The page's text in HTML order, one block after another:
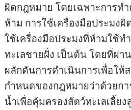
ผิดกฎหมาย โดยเฉพาะการท
ห้าม การใช้เครื่องมือประมง
ใช้เครื่องมือประมงที่ห้ามใช้ท
ทะเลชายฝั่ง เป็นต้น โดยที่ผ่า
ผลักดันการดำเนินการเพื่อให้
กำหนดของกฎหมายว่าด้วยก
น้ำเพื่อคุ้มครองสัตว์ทะเลเลี้ย